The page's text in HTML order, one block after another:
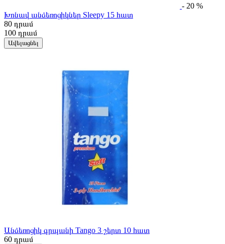
- 20 %
Խոնավ անձեռոցիկներ Sleepy 15 հատ
80 դրամ
100 դրամ
Ավելացնել
Անձեռոցիկ գրպանի Tango 3 շերտ 10 հատ
60 դրամ